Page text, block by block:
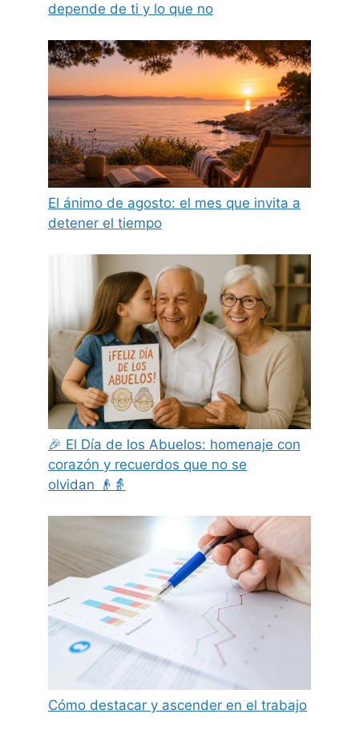
depende de ti y lo que no
El ánimo de agosto: el mes que invita a
detener el tiempo
🎉 El Día de los Abuelos: homenaje con
corazón y recuerdos que no se
olvidan 👴👵
Cómo destacar y ascender en el trabajo